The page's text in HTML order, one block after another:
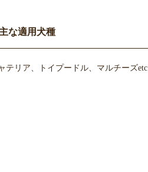
な適用犬種
テリア、トイプードル、マルチーズetc